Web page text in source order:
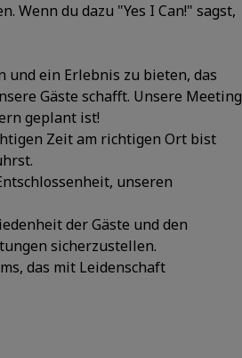
Wenn du dazu "Yes I Can!" sagst,
ein Erlebnis zu bieten, das
Gäste schafft. Unsere Meeting
geplant ist!
Zeit am richtigen Ort bist
unseren
der Gäste und den
sicherzustellen.
das mit Leidenschaft